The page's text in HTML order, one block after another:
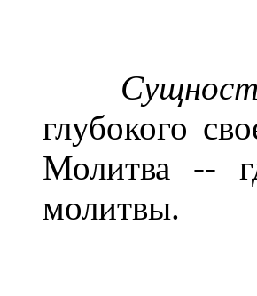
глубокого
Молитва --
молитвы.